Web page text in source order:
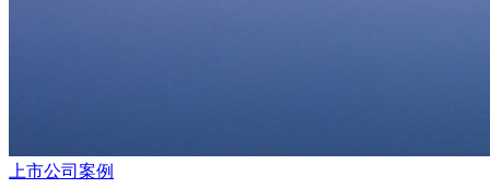
上市公司案例